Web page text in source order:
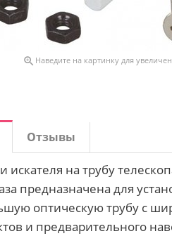
 Наведите на картинку для
Отзывы
искателя на трубу
предназначена для
оптическую трубу с
и предварительного